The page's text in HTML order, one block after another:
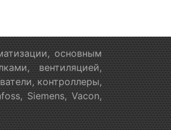
основным
вентиляцией,
контроллеры,
Siemens, Vacon,